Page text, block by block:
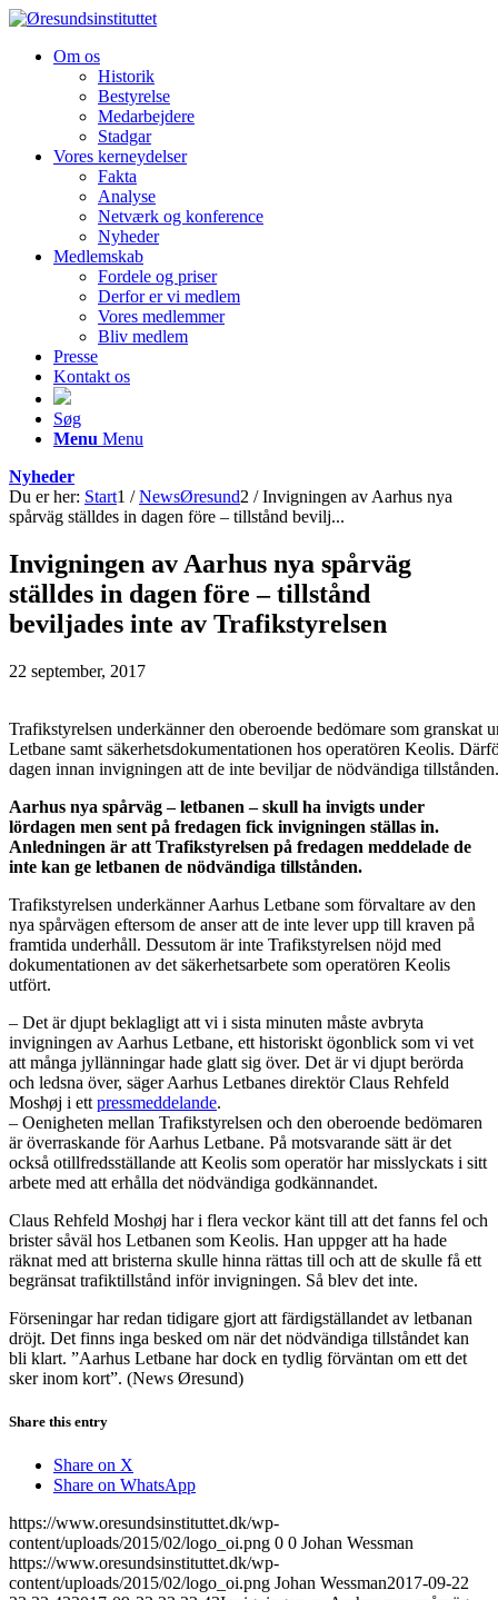
Om os
Historik
Bestyrelse
Medarbejdere
Stadgar
Vores kerneydelser
Fakta
Analyse
Netværk og konference
Nyheder
Medlemskab
Fordele og priser
Derfor er vi medlem
Vores medlemmer
Bliv medlem
Presse
Kontakt os
Søg
Menu Menu
Nyheder
Du er her: Start1 / NewsØresund2 / Invigningen av Aarhus nya
spårväg ställdes in dagen före – tillstånd bevilj...
Invigningen av Aarhus nya spårväg
ställdes in dagen före – tillstånd
beviljades inte av Trafikstyrelsen
22 september, 2017
Trafikstyrelsen underkänner den oberoende bedömare som granskat
Letbane samt säkerhetsdokumentationen hos operatören Keolis.
dagen innan invigningen att de inte beviljar de nödvändiga
Aarhus nya spårväg – letbanen – skull ha invigts under
lördagen men sent på fredagen fick invigningen ställas in.
Anledningen är att Trafikstyrelsen på fredagen meddelade de
inte kan ge letbanen de nödvändiga tillstånden.
Trafikstyrelsen underkänner Aarhus Letbane som förvaltare av den
nya spårvägen eftersom de anser att de inte lever upp till kraven på
framtida underhåll. Dessutom är inte Trafikstyrelsen nöjd med
dokumentationen av det säkerhetsarbete som operatören Keolis
utfört.
– Det är djupt beklagligt att vi i sista minuten måste avbryta
invigningen av Aarhus Letbane, ett historiskt ögonblick som vi vet
att många jyllänningar hade glatt sig över. Det är vi djupt berörda
och ledsna över, säger Aarhus Letbanes direktör Claus Rehfeld
Moshøj i ett pressmeddelande.
– Oenigheten mellan Trafikstyrelsen och den oberoende bedömaren
är överraskande för Aarhus Letbane. På motsvarande sätt är det
också otillfredsställande att Keolis som operatör har misslyckats i sitt
arbete med att erhålla det nödvändiga godkännandet.
Claus Rehfeld Moshøj har i flera veckor känt till att det fanns fel och
brister såväl hos Letbanen som Keolis. Han uppger att ha hade
räknat med att bristerna skulle hinna rättas till och att de skulle få ett
begränsat trafiktillstånd inför invigningen. Så blev det inte.
Förseningar har redan tidigare gjort att färdigställandet av letbanan
dröjt. Det finns inga besked om när det nödvändiga tillståndet kan
bli klart. ”Aarhus Letbane har dock en tydlig förväntan om ett det
sker inom kort”. (News Øresund)
Share this entry
Share on X
Share on WhatsApp
https://www.oresundsinstituttet.dk/wp-
content/uploads/2015/02/logo_oi.png 0 0 Johan Wessman
https://www.oresundsinstituttet.dk/wp-
content/uploads/2015/02/logo_oi.png Johan Wessman2017-09-22